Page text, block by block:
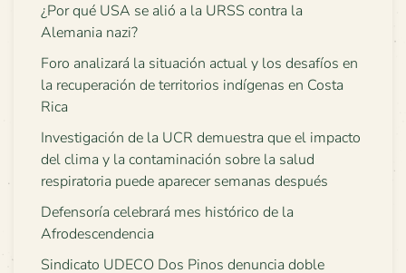
¿Por qué USA se alió a la URSS contra la
Alemania nazi?
Foro analizará la situación actual y los desafíos en
la recuperación de territorios indígenas en Costa
Rica
Investigación de la UCR demuestra que el impacto
del clima y la contaminación sobre la salud
respiratoria puede aparecer semanas después
Defensoría celebrará mes histórico de la
Afrodescendencia
Sindicato UDECO Dos Pinos denuncia doble